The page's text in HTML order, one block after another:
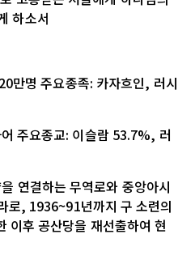
하소서
만명 주요종족: 카자흐인, 러시
주요종교: 이슬람 53.7%, 러
연결하는 무역로와 중앙아시
로, 1936~91년까지 구 소련의
이후 공산당을 재선출하여 현